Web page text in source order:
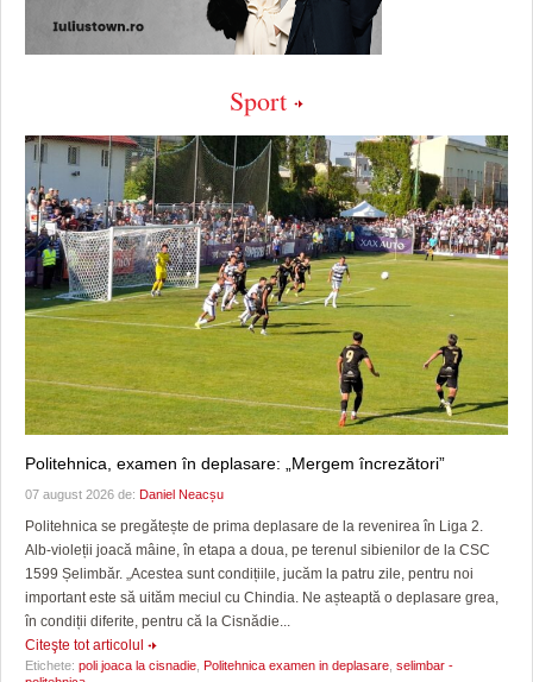
Sport
Politehnica, examen în deplasare: „Mergem încrezători”
07 august 2026 de: Daniel Neacșu
Politehnica se pregătește de prima deplasare de la revenirea în Liga 2.
Alb-violeții joacă mâine, în etapa a doua, pe terenul sibienilor de la CSC
1599 Șelimbăr. „Acestea sunt condițiile, jucăm la patru zile, pentru noi
important este să uităm meciul cu Chindia. Ne așteaptă o deplasare grea,
în condiții diferite, pentru că la Cisnădie...
Citeşte tot articolul
Etichete: poli joaca la cisnadie Politehnica examen in deplasare selimbar -